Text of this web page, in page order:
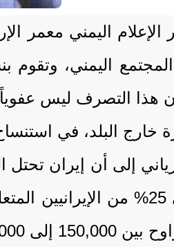
اليمني معمر
اليمني، وتقوم
أن هذا التصرف ليس
خارج البلد، في
إلى أن إيران تحتل
أن حوالي 25% من
إلى 180,000 متخصص.